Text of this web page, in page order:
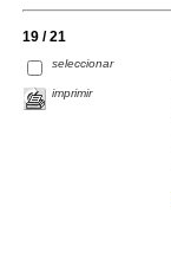
19 / 21
seleccionar
imprimir